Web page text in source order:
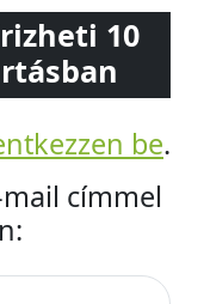
10
be.
címmel